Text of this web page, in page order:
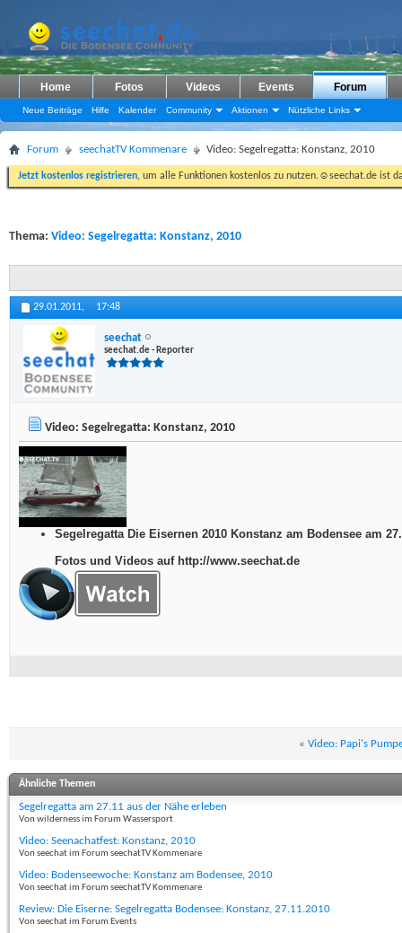
Home Fotos Videos Events Forum
Neue Beiträge Hilfe Kalender Community Aktionen Nützliche Links
Forum seechatTV Kommenare Video: Segelregatta: Konstanz, 2010
Jetzt kostenlos registrieren, um alle Funktionen kostenlos zu nutzen.☺seechat.de ist
Thema: Video: Segelregatta: Konstanz, 2010
29.01.2011, 17:48
seechat
seechat.de - Reporter
Video: Segelregatta: Konstanz, 2010
Segelregatta Die Eisernen 2010 Konstanz am Bodensee am
Fotos und Videos auf http://www.seechat.de
« Video: Papi's
Ähnliche Themen
Segelregatta am 27.11 aus der Nähe erleben
Von wilderness im Forum Wassersport
Video: Seenachatfest: Konstanz, 2010
Von seechat im Forum seechatTV Kommenare
Video: Bodenseewoche: Konstanz am Bodensee, 2010
Von seechat im Forum seechatTV Kommenare
Review: Die Eiserne: Segelregatta Bodensee: Konstanz, 27.11.2010
Von seechat im Forum Events